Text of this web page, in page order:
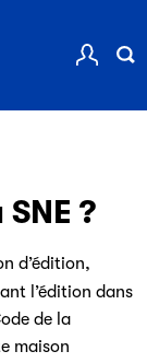
?
d’édition,
l’édition dans
de la
maison